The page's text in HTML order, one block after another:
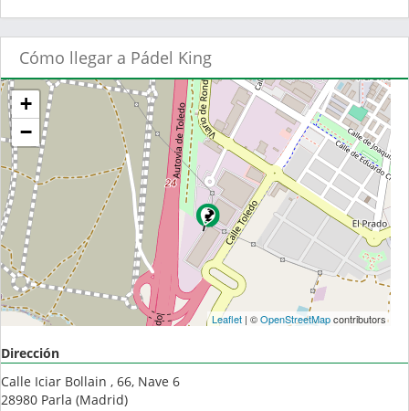
Cómo llegar a Pádel King
+
−
Leaflet| ©OpenStreetMapcontributors
Dirección
Calle Iciar Bollain , 66, Nave 6
28980 Parla (Madrid)